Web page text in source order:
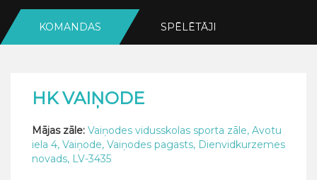
KOMANDAS SPĒLĒTĀJI
HK VAIŅODE
Mājas zāle: Vaiņodes vidusskolas sporta zāle, Avotu
iela 4, Vaiņode, Vaiņodes pagasts, Dienvidkurzemes
novads, LV-3435